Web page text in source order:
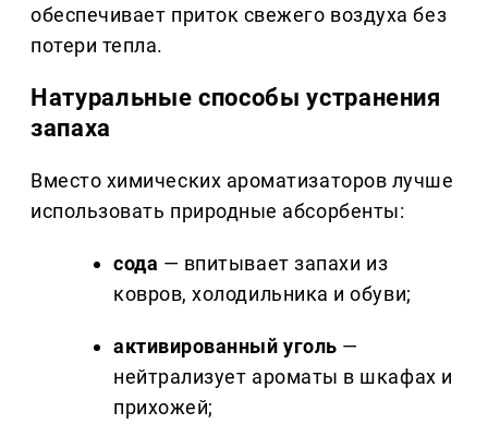
обеспечивает приток свежего воздуха без
потери тепла.
Натуральные способы устранения
запаха
Вместо химических ароматизаторов лучше
использовать природные абсорбенты:
сода — впитывает запахи из
ковров, холодильника и обуви;
активированный уголь —
нейтрализует ароматы в шкафах и
прихожей;